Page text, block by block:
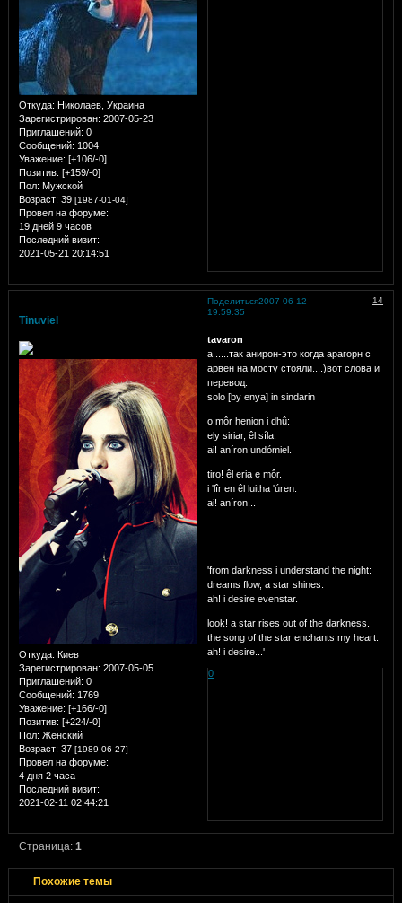
Откуда: Николаев, Украина
Зарегистрирован: 2007-05-23
Приглашений: 0
Сообщений: 1004
Уважение: [+106/-0]
Позитив: [+159/-0]
Пол: Мужской
Возраст: 39 [1987-01-04]
Провел на форуме:
19 дней 9 часов
Последний визит:
2021-05-21 20:14:51
Поделиться 14
2007-06-12
19:59:35
Tinuviel
Откуда: Киев
Зарегистрирован: 2007-05-05
Приглашений: 0
Сообщений: 1769
Уважение: [+166/-0]
Позитив: [+224/-0]
Пол: Женский
Возраст: 37 [1989-06-27]
Провел на форуме:
4 дня 2 часа
Последний визит:
2021-02-11 02:44:21
tavaron
а......так анирон-это когда арагорн с
арвен на мосту стояли....)вот слова и
перевод:
solo [by enya] in sindarin
o môr henion i dhû:
ely siriar, êl síla.
ai! aníron undómiel.
tiro! êl eria e môr.
i 'lîr en êl luitha 'úren.
ai! aníron...
'from darkness i understand the night:
dreams flow, a star shines.
ah! i desire evenstar.
look! a star rises out of the darkness.
the song of the star enchants my heart.
ah! i desire...'
0
Страница:1
Похожие темы